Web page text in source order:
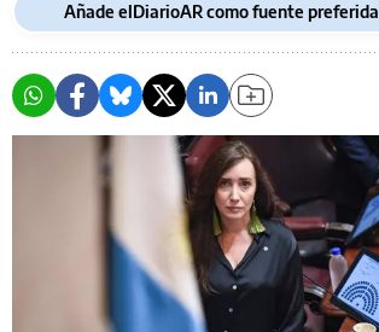
Añade elDiarioAR como fuente preferida